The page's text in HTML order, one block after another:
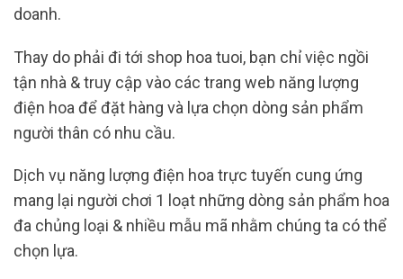
doanh.
Thay do phải đi tới shop hoa tuoi, bạn chỉ việc ngồi
tận nhà & truy cập vào các trang web năng lượng
điện hoa để đặt hàng và lựa chọn dòng sản phẩm
người thân có nhu cầu.
Dịch vụ năng lượng điện hoa trực tuyến cung ứng
mang lại người chơi 1 loạt những dòng sản phẩm hoa
đa chủng loại & nhiều mẫu mã nhằm chúng ta có thể
chọn lựa.